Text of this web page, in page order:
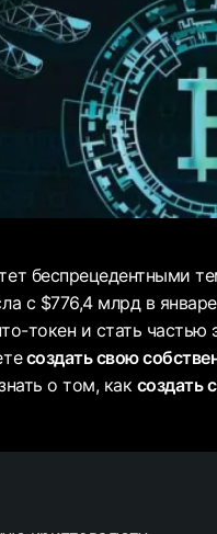
беспрецедентными
с $776,4 млрд в
токен и стать
создать свою
о том, как создать